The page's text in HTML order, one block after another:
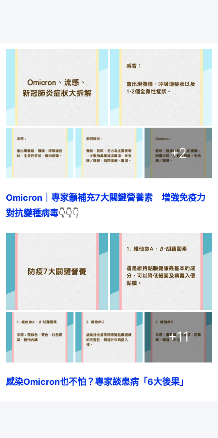
+2
Omicron｜專家籲補充7大關鍵營養素　增強免疫力
對抗變種病毒👇👇👇
+11
感染Omicron也不怕？專家談患病「6大後果」